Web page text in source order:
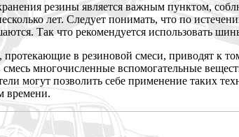
резины является важным пунктом,
лет. Следует понимать, что по
Так что рекомендуется использовать
в резиновой смеси, приводят к
многочисленные вспомогательные
могут позволить себе применение
времени.